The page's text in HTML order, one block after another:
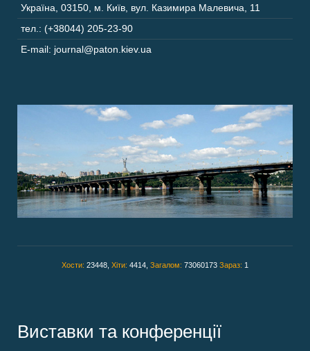
Україна 03150 м. Київ, вул. Казимира Малевича, 11
тел.: (+38044) 205-23-90
E-mail: journal@paton.kiev.ua
Хости: 23448, Хіти: 4414, Загалом: 73060173 Зараз: 1
Виставки та конференції